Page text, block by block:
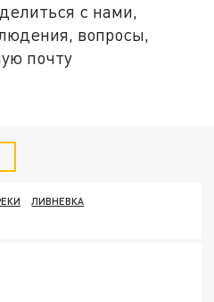
с нами,
вопросы,
почту
ЛИВНЕВКА